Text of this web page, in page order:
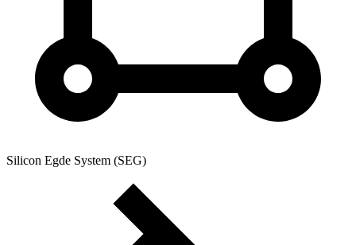
Silicon Egde System (SEG)